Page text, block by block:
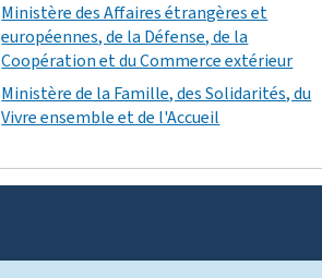
Ministère des Affaires étrangères et
européennes, de la Défense, de la
Coopération et du Commerce extérieur
Ministère de la Famille, des Solidarités, du
Vivre ensemble et de l'Accueil